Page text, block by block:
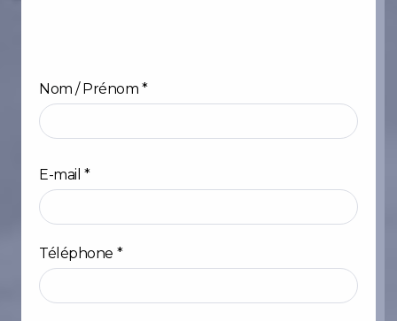
Nom / Prénom *
E-mail *
Téléphone *